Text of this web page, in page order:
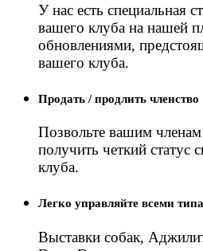
У нас есть специальная
вашего клуба на нашей
обновлениями,
вашего клуба.
Продать / продлить членство
Позвольте вашим
получить четкий статус
клуба.
Легко управляйте всеми
Выставки собак,